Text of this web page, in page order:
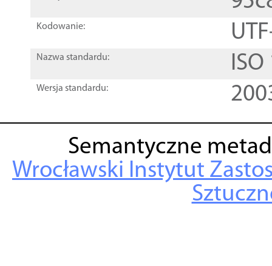
Kodowanie:
Nazwa standardu:
Wersja standardu:
Semantyczne
Wrocławski Instytut